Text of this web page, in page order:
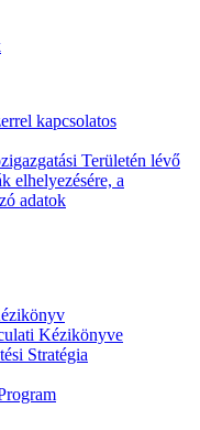
kapcsolatos
Területén lévő
elhelyezésére, a
adatok
Kézikönyve
Stratégia